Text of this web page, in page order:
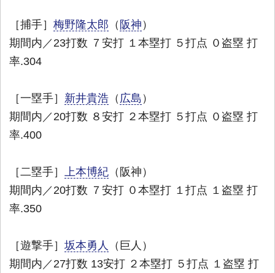
［捕手］ 梅野隆太郎 （ 阪神 ）
期間内／23打数 ７安打 １本塁打 ５打点 ０盗塁 打
率.304
［一塁手］ 新井貴浩 （ 広島 ）
期間内／20打数 ８安打 ２本塁打 ５打点 ０盗塁 打
率.400
［二塁手］ 上本博紀 （阪神）
期間内／20打数 ７安打 ０本塁打 １打点 １盗塁 打
率.350
［遊撃手］ 坂本勇人
（巨人）
期間内／27打数 13安打 ２本塁打 ５打点 １盗塁 打